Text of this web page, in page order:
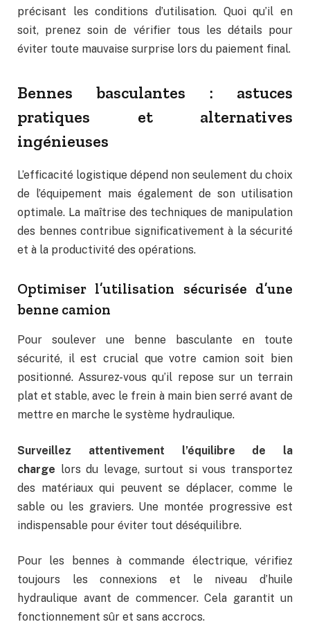
précisant les conditions d’utilisation. Quoi qu’il en
soit, prenez soin de vérifier tous les détails pour
éviter toute mauvaise surprise lors du paiement final.
Bennes basculantes : astuces
pratiques et alternatives
ingénieuses
L’efficacité logistique dépend non seulement du choix
de l’équipement mais également de son utilisation
optimale. La maîtrise des techniques de manipulation
des bennes contribue significativement à la sécurité
et à la productivité des opérations.
Optimiser l’utilisation sécurisée d’une
benne camion
Pour soulever une benne basculante en toute
sécurité, il est crucial que votre camion soit bien
positionné. Assurez-vous qu’il repose sur un terrain
plat et stable, avec le frein à main bien serré avant de
mettre en marche le système hydraulique.
Surveillez attentivement l’équilibre de la
charge lors du levage, surtout si vous transportez
des matériaux qui peuvent se déplacer, comme le
sable ou les graviers. Une montée progressive est
indispensable pour éviter tout déséquilibre.
Pour les bennes à commande électrique, vérifiez
toujours les connexions et le niveau d’huile
hydraulique avant de commencer. Cela garantit un
fonctionnement sûr et sans accrocs.